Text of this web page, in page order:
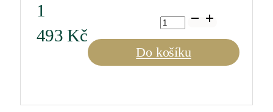
1
493Kč
Performance
Sauvignon
Blanc
á
2ks
Do košíku